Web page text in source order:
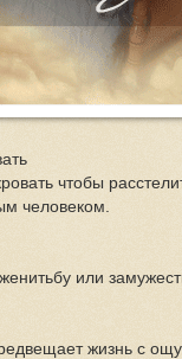
чтобы
человеком.
или
жизнь с